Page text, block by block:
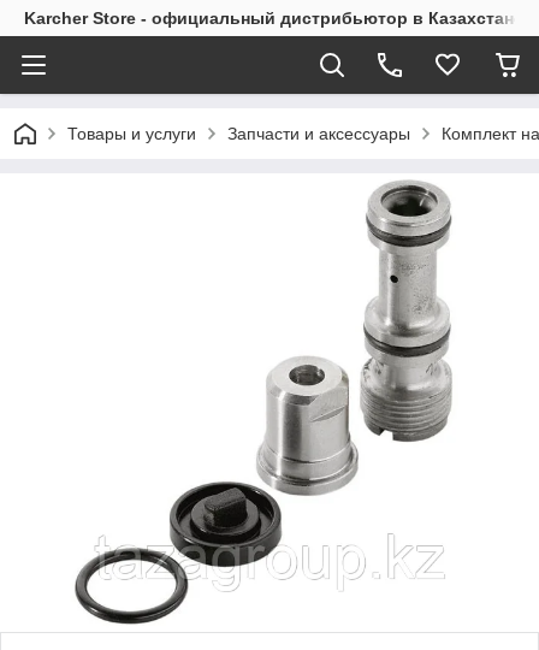
Karcher Store - официальный дистрибьютор в Казахстане
Товары и услуги Запчасти и аксессуары Комплект